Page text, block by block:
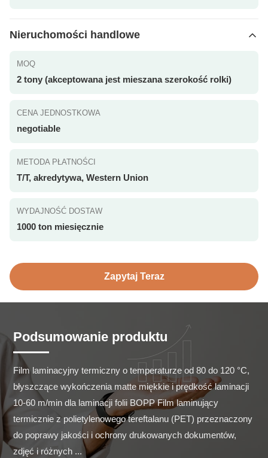
Nieruchomości handlowe
MOQ
2 tony (akceptowana jest mieszana szerokość rolki)
CENA JEDNOSTKOWA
negotiable
METODA PŁATNOŚCI
T/T, akredytywa, Western Union
WYDAJNOŚĆ DOSTAW
1000 ton miesięcznie
Zapytaj Teraz
Podsumowanie produktu
Film laminacyjny termiczny o temperaturze od 80 do 120 °C,
błyszczące wykończenia matte miękkie i prędkość laminacji
10-60 m/min dla laminacji folii BOPP Film laminujący
termicznie z polietylenowego tereftalanu (PET) przeznaczony
do poprawy jakości i ochrony drukowanych dokumentów,
zdjęć i różnych ...